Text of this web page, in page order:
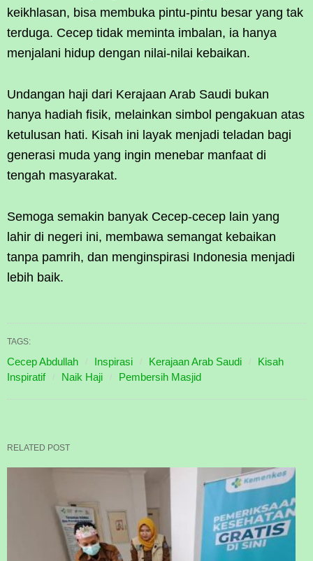
keikhlasan, bisa membuka pintu-pintu besar yang tak
terduga. Cecep tidak meminta imbalan, ia hanya
menjalani hidup dengan nilai-nilai kebaikan.
Undangan haji dari Kerajaan Arab Saudi bukan
hanya hadiah fisik, melainkan simbol pengakuan atas
ketulusan hati. Kisah ini layak menjadi teladan bagi
generasi muda yang ingin menebar manfaat di
tengah masyarakat.
Semoga semakin banyak Cecep-cecep lain yang
lahir di negeri ini, membawa semangat kebaikan
tanpa pamrih, dan menginspirasi Indonesia menjadi
lebih baik.
TAGS:
Cecep Abdullah Inspirasi Kerajaan Arab Saudi
Kisah
Inspiratif
Naik Haji Pembersih Masjid
RELATED POST